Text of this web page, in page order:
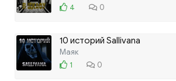
4
0
10 историй Sallivana
Маяк
1
0